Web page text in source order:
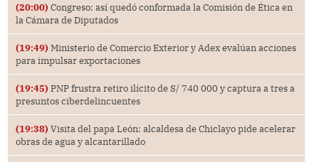
(20:00) Congreso: así quedó conformada la Comisión de Ética en
la Cámara de Diputados
(19:49) Ministerio de Comercio Exterior y Adex evalúan acciones
para impulsar exportaciones
(19:45) PNP frustra retiro ilícito de S/ 740 000 y captura a tres a
presuntos ciberdelincuentes
(19:38) Visita del papa León: alcaldesa de Chiclayo pide acelerar
obras de agua y alcantarillado